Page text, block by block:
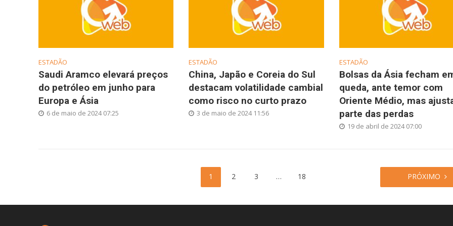
ESTADÃO
Saudi Aramco elevará preços
do petróleo em junho para
Europa e Ásia
6 de maio de 2024 07:25
ESTADÃO
China, Japão e Coreia do Sul
destacam volatilidade cambial
como risco no curto prazo
3 de maio de 2024 11:56
ESTADÃO
Bolsas da Ásia fecham
queda, ante temor com
Oriente Médio, mas
parte das perdas
19 de abril de 2024 07:00
1 2 3 … 18 PRÓXIMO